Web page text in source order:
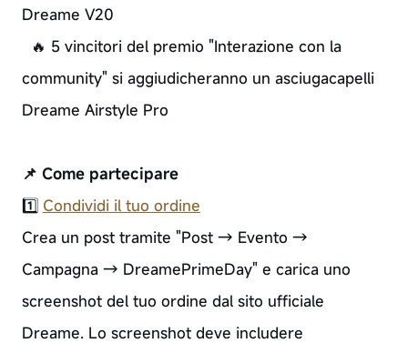
Dreame V20
🔥 5 vincitori del premio "Interazione con la
community" si aggiudicheranno un asciugacapelli
Dreame Airstyle Pro
📌 Come partecipare
1️⃣ Condividi il tuo ordine
Crea un post tramite "Post → Evento →
Campagna → DreamePrimeDay" e carica uno
screenshot del tuo ordine dal sito ufficiale
Dreame. Lo screenshot deve includere